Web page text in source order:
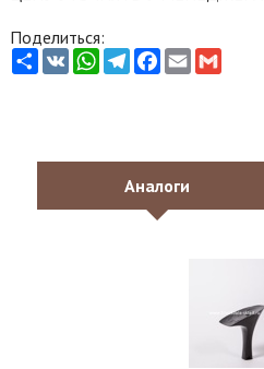
Поделиться:
ShareVK WhatsApp
Telegram
Facebook
EmailGmail
Аналоги